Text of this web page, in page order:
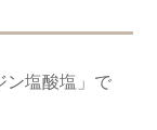
ン塩酸塩」で